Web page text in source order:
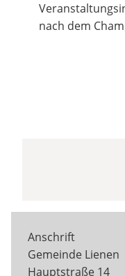
nach dem
Anschrift
Gemeinde Lienen
Hauptstraße 14